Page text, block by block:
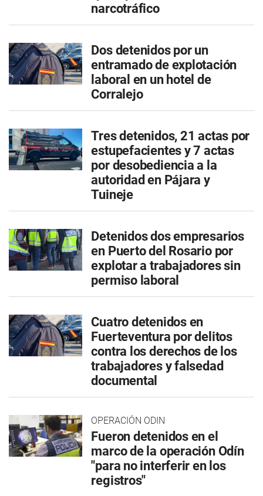
narcotráfico
Dos detenidos por un
entramado de explotación
laboral en un hotel de
Corralejo
Tres detenidos, 21 actas por
estupefacientes y 7 actas
por desobediencia a la
autoridad en Pájara y
Tuineje
Detenidos dos empresarios
en Puerto del Rosario por
explotar a trabajadores sin
permiso laboral
Cuatro detenidos en
Fuerteventura por delitos
contra los derechos de los
trabajadores y falsedad
documental
OPERACIÓN ODIN
Fueron detenidos en el
marco de la operación Odín
"para no interferir en los
registros"